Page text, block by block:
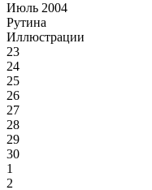
Июль 2004
Рутина
Иллюстрации
23
24
25
26
27
28
29
30
1
2